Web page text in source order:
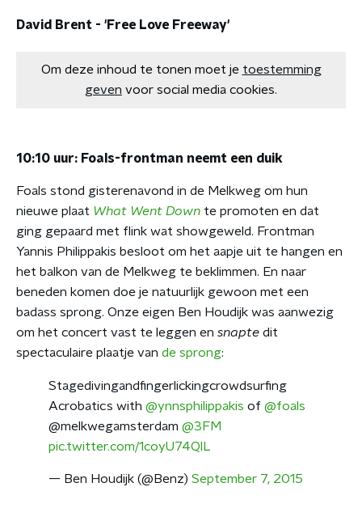
David Brent - 'Free Love Freeway'
Om deze inhoud te tonen moet je toestemming
geven voor social media cookies.
10:10 uur: Foals-frontman neemt een duik
Foals stond gisterenavond in de Melkweg om hun
nieuwe plaat What Went Down te promoten en dat
ging gepaard met flink wat showgeweld. Frontman
Yannis Philippakis besloot om het aapje uit te hangen en
het balkon van de Melkweg te beklimmen. En naar
beneden komen doe je natuurlijk gewoon met een
badass sprong. Onze eigen Ben Houdijk was aanwezig
om het concert vast te leggen en snapte dit
spectaculaire plaatje van de sprong:
Stagedivingandfingerlickingcrowdsurfing
Acrobatics with @ynnsphilippakis of @foals
@melkwegamsterdam @3FM
pic.twitter.com/1coyU74QlL
— Ben Houdijk (@Benz) September 7, 2015